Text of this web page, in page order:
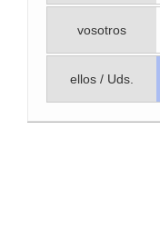
vosotros
ellos / Uds.